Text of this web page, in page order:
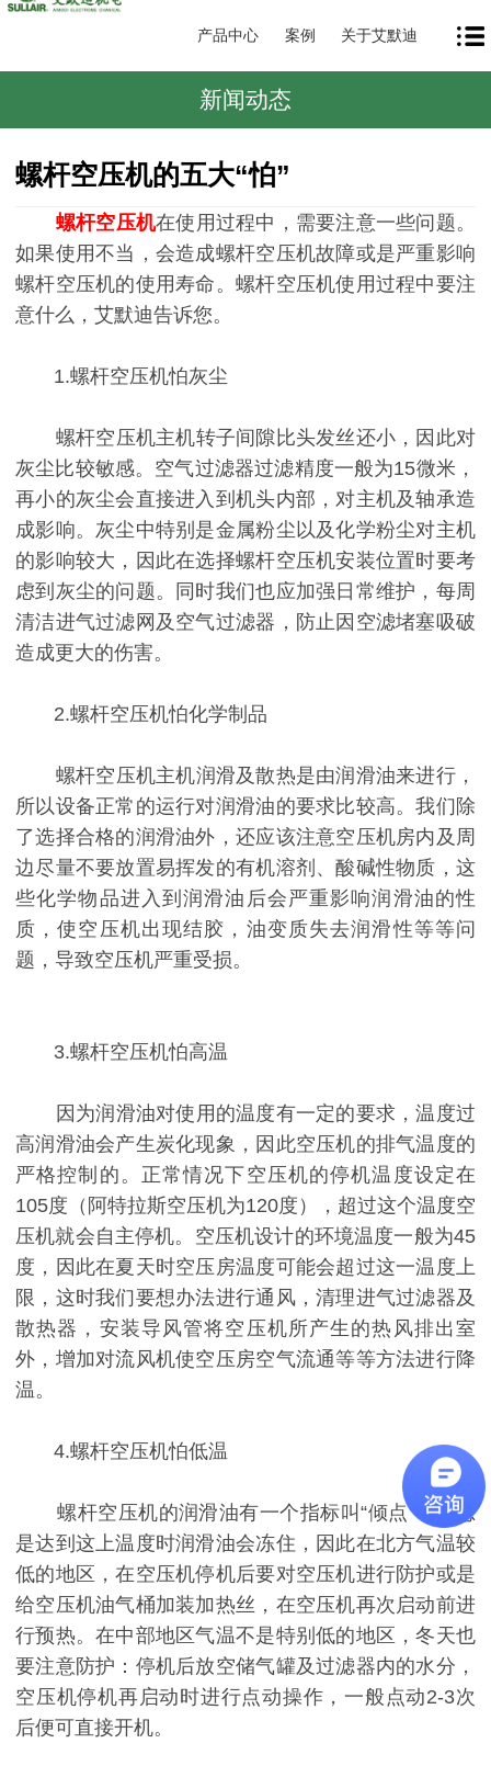
产品中心 案例 关于艾默迪
新闻动态
螺杆空压机的五大“怕”
螺杆空压机在使用过程中，需要注意一些问题。
如果使用不当，会造成螺杆空压机故障或是严重影响
螺杆空压机的使用寿命。螺杆空压机使用过程中要注
意什么，艾默迪告诉您。
1.螺杆空压机怕灰尘
螺杆空压机主机转子间隙比头发丝还小，因此对
灰尘比较敏感。空气过滤器过滤精度一般为15微米，
再小的灰尘会直接进入到机头内部，对主机及轴承造
成影响。灰尘中特别是金属粉尘以及化学粉尘对主机
的影响较大，因此在选择螺杆空压机安装位置时要考
虑到灰尘的问题。同时我们也应加强日常维护，每周
清洁进气过滤网及空气过滤器，防止因空滤堵塞吸破
造成更大的伤害。
2.螺杆空压机怕化学制品
螺杆空压机主机润滑及散热是由润滑油来进行，
所以设备正常的运行对润滑油的要求比较高。我们除
了选择合格的润滑油外，还应该注意空压机房内及周
边尽量不要放置易挥发的有机溶剂、酸碱性物质，这
些化学物品进入到润滑油后会严重影响润滑油的性
质，使空压机出现结胶，油变质失去润滑性等等问
题，导致空压机严重受损。
3.螺杆空压机怕高温
因为润滑油对使用的温度有一定的要求，温度过
高润滑油会产生炭化现象，因此空压机的排气温度的
严格控制的。正常情况下空压机的停机温度设定在
105度（阿特拉斯空压机为120度），超过这个温度空
压机就会自主停机。空压机设计的环境温度一般为45
度，因此在夏天时空压房温度可能会超过这一温度上
限，这时我们要想办法进行通风，清理进气过滤器及
散热器，安装导风管将空压机所产生的热风排出室
外，增加对流风机使空压房空气流通等等方法进行降
温。
4.螺杆空压机怕低温
螺杆空压机的润滑油有一个指标叫“倾点”，意思
是达到这上温度时润滑油会冻住，因此在北方气温较
低的地区，在空压机停机后要对空压机进行防护或是
给空压机油气桶加装加热丝，在空压机再次启动前进
行预热。在中部地区气温不是特别低的地区，冬天也
要注意防护：停机后放空储气罐及过滤器内的水分，
空压机停机再启动时进行点动操作，一般点动2-3次
后便可直接开机。